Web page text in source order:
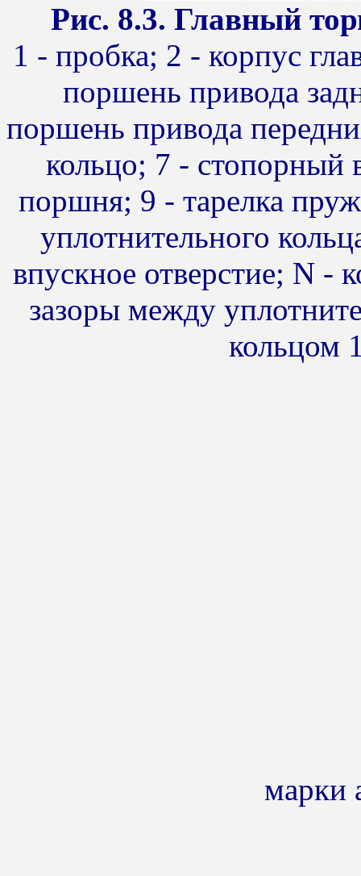
Рис. 8.3. Главный
1 - пробка; 2 - корпус
поршень привода
поршень привода
кольцо; 7 - стопорный
поршня; 9 - тарелка
уплотнительного
впускное отверстие; N -
зазоры между
кольцом
марки